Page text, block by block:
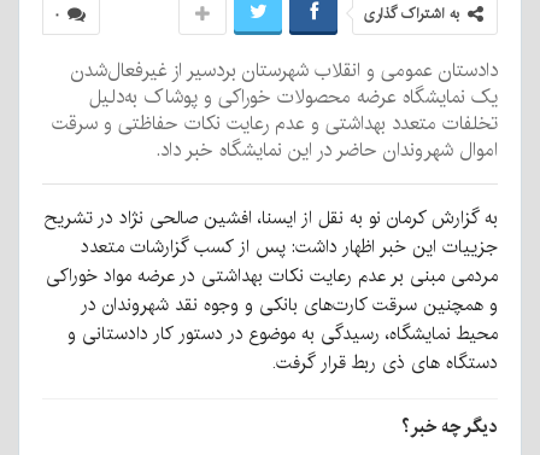
۰ به اشتراک گذاری
دادستان عمومی و انقلاب شهرستان بردسیر از غیرفعال‌شدن
یک نمایشگاه عرضه محصولات خوراکی و پوشاک به‌دلیل
تخلفات متعدد بهداشتی و عدم رعایت نکات حفاظتی و سرقت
اموال شهروندان حاضر در این نمایشگاه خبر داد.
به گزارش کرمان نو به نقل از ایسنا، افشین صالحی نژاد در تشریح
جزییات این خبر اظهار داشت: پس از کسب گزارشات متعدد
مردمی مبنی بر عدم رعایت نکات بهداشتی در عرضه مواد خوراکی
و همچنین سرقت کارت‌های بانکی و وجوه نقد شهروندان در
محیط نمایشگاه، رسیدگی به موضوع در دستور کار دادستانی و
دستگاه های ذی ربط قرار گرفت.
دیگر چه خبر؟